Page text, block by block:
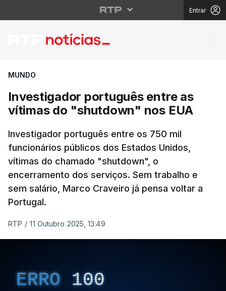
Entrar
Investigador
MUNDO
Investigador português entre as
vítimas do "shutdown" nos EUA
Investigador português entre os 750 mil
funcionários públicos dos Estados Unidos,
vítimas do chamado "shutdown", o
encerramento dos serviços. Sem trabalho e
sem salário, Marco Craveiro já pensa voltar a
Portugal.
RTP / 11 Outubro 2025, 13:49
ERRO 100